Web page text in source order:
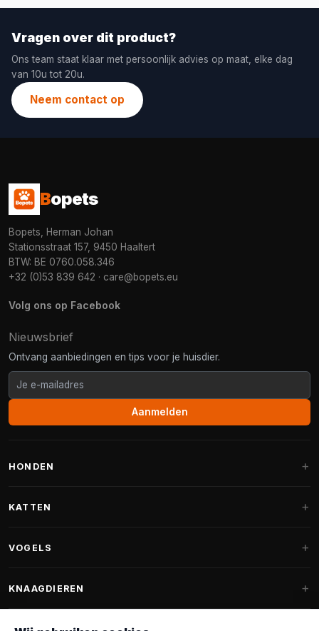
Vragen over dit product?
Ons team staat klaar met persoonlijk advies op maat, elke dag
van 10u tot 20u.
Neem contact op
Bopets
Bopets, Herman Johan
Stationsstraat 157, 9450 Haaltert
BTW: BE 0760.058.346
+32 (0)53 839 642 · care@bopets.eu
Volg ons op Facebook
Nieuwsbrief
Ontvang aanbiedingen en tips voor je huisdier.
Aanmelden
HONDEN
Fantail hondenmanden
KATTEN
Krabpalen voor Maine Coon
VOGELS
Vogelvoer binnenvogels
KNAAGDIEREN